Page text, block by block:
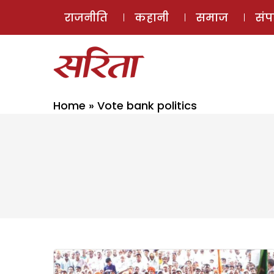
राजनीति कहानी समाज
Home » Vote bank politics